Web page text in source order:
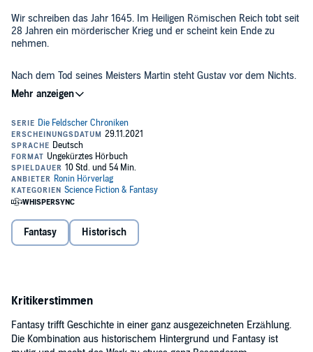
Wir schreiben das Jahr 1645. Im Heiligen Römischen Reich tobt seit
28 Jahren ein mörderischer Krieg und er scheint kein Ende zu
nehmen.
Nach dem Tod seines Meisters Martin steht Gustav vor dem Nichts.
Einzig Anike tröstet ihn über den schweren Verlust hinweg. Als sie
ihn bittet, ihrem besessenen Vater zu helfen, erkennt Gustav, dass
Sinn ergibt. Er muss erst seine Lehre abschließen, um mit dem
geheimnisvollen Buch zurechtzukommen. Torstensson besorgt ihm
einen neuen Meister, aber der trachtet Gustav nach dem Leben. Ein
waghalsiges Spiel beginnt, bei dem es für Gustav um alles geht.
"Passt auf euch auf! Die schöne Mela kann nicht immer rechtzeitig
zur Stelle sein, um euch zu retten. Der eigentliche Krieg beginnt
erst."
©2021 Greg Walters (P)2021 Ronin Hörverlag
Fantasy Historisch
Kritikerstimmen
Fantasy trifft Geschichte in einer ganz ausgezeichneten Erzählung.
Die Kombination aus historischem Hintergrund und Fantasy ist